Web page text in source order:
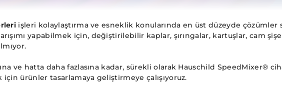
işleri kolaylaştırma ve esneklik konularında en üst düzeyde çözümler
yapabilmek için, değiştirilebilir kaplar, şırıngalar, kartuşlar, cam
ve hatta daha fazlasına kadar, sürekli olarak Hauschild SpeedMixer®
ürünler tasarlamaya geliştirmeye çalışıyoruz.